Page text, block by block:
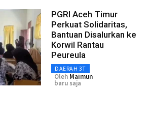
PGRI Aceh Timur
Perkuat Solidaritas,
Bantuan Disalurkan ke
Korwil Rantau
Peureula
DAERAH 3T
Oleh Maimun
baru saja